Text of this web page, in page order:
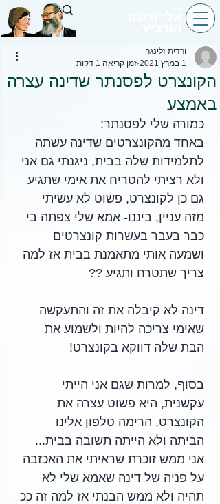
הקונצרט לפסנתר שדינה עצרה
באמצע
ורדית זלינגר
1 במרץ 2021
זמן קריאה 1 דקות
כמורה שלי לפסנתר:
באחד מהקונצרטים שדינה עשתה
לתלמידות שלה בבית, ניגנתי גם אני
ולא רציתי להטריח את אימי שתגיע
גם כן לקונצרט, פשוט לא עשיתי
מזה עניין, ביננו- אמא שלי צפתה בי
כבר בעבר בעשרות קונצרטים
ושמעה אותי מתאמנת בבית אז למה
צריך שתטרח ותגיע ??
דינה לא קיבלה את זה והתעקשה
שאימי צריכה להיות ולשמוע את
הבת שלה דווקא בקונצרט!
בסוף, למרות שגם אני הייתי
עקשנית, היא פשוט עצרה את
הקונצרט, הרימה טלפון אלינו
הביתה ולא הייתה תשובה בבית...
אני ממש זוכרת שראיתי את האכזבה
על פניה של דינה שאמא שלי לא
תהיה ולא ממש הבנתי אז למה זה ככ